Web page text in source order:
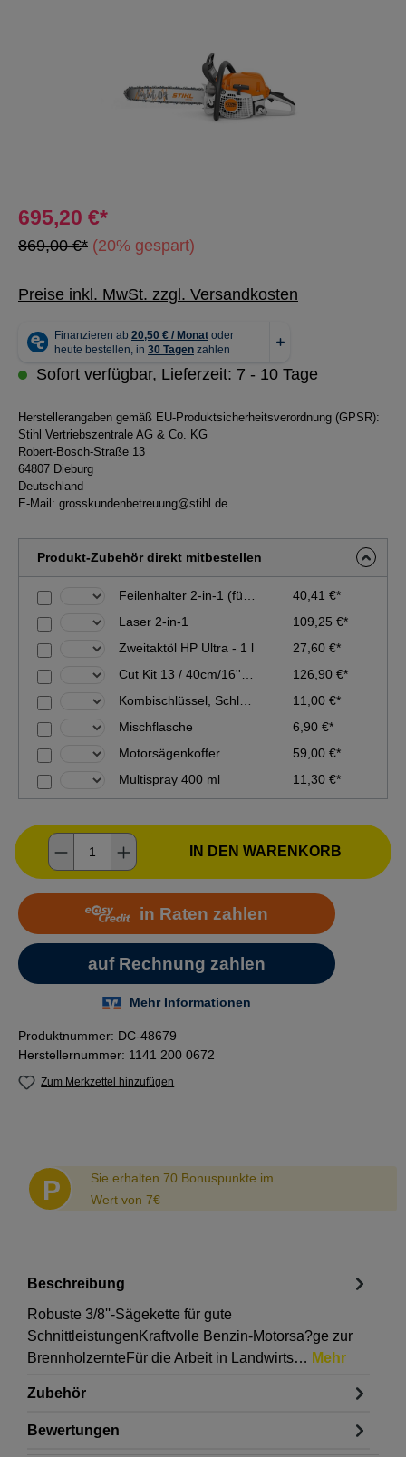
695,20 €*
869,00 €* (20% gespart)
Preise inkl. MwSt. zzgl. Versandkosten
Sofort verfügbar, Lieferzeit: 7 - 10 Tage
Herstellerangaben gemäß EU-Produktsicherheitsverordnung (GPSR):
Stihl Vertriebszentrale AG & Co. KG
Robert-Bosch-Straße 13
64807 Dieburg
Deutschland
E-Mail: grosskundenbetreuung@stihl.de
Produkt-Zubehör direkt mitbestellen
40,41 €*
Laser 2-in-1
109,25 €*
Zweitaktöl HP Ultra - 1 l
27,60 €*
126,90 €*
11,00 €*
Mischflasche
6,90 €*
Motorsägenkoffer
59,00 €*
Multispray 400 ml
11,30 €*
Produkt Anzahl: Gib den gewünschten
IN DEN WARENKORB
Produktnummer: DC-48679
Herstellernummer: 1141 200 0672
Zum Merkzettel hinzufügen
P
Sie erhalten 70 Bonuspunkte im
Wert von 7€
Beschreibung
Robuste 3/8''-Sägekette für gute
SchnittleistungenKraftvolle Benzin-Motorsa?ge zur
BrennholzernteFür die Arbeit in Landwirts… Mehr
Zubehör
Bewertungen